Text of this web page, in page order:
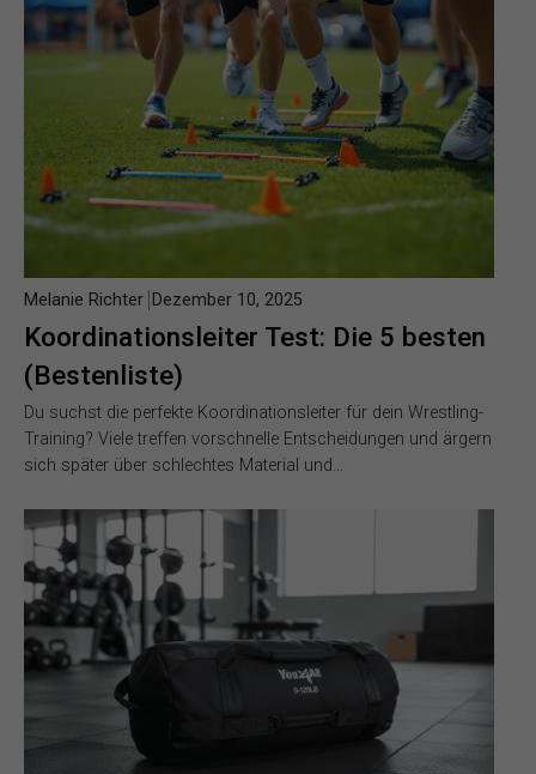
Koordinationsleiter Test: Die 5 besten
(Bestenliste)
Melanie Richter Dezember 10, 2025
Du suchst die perfekte Koordinationsleiter für dein Wrestling-
Training? Viele treffen vorschnelle Entscheidungen und ärgern
sich später über schlechtes Material und…